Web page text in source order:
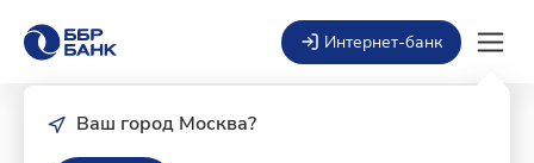
Интернет-банк
Ваш город Москва?